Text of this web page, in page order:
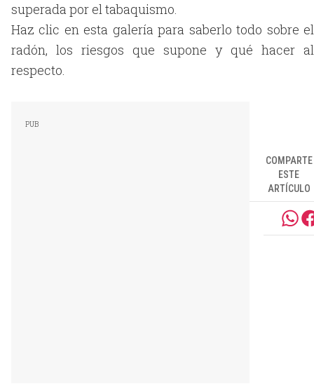
superada por el tabaquismo.
Haz clic en esta galería para saberlo todo sobre el
radón, los riesgos que supone y qué hacer al
respecto.
COMPARTE
ESTE
ARTÍCULO